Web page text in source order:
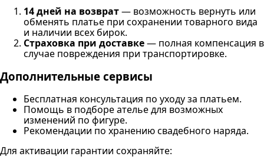
14 дней на возврат— возможность вернуть или
обменять платье при сохранении товарного вида
и наличии всех бирок.
Страховка при доставке— полная компенсация в
случае повреждения при транспортировке.
Дополнительные сервисы
Бесплатная консультация по уходу за платьем.
Помощь в подборе ателье для возможных
изменений по фигуре.
Рекомендации по хранению свадебного наряда.
Для активации гарантии сохраняйте: